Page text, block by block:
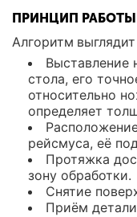
ПРИНЦИП РАБОТЫ
Алгоритм
Выставление
стола, его
относительно
определяет
рейсмуса, её
Протяжка
зону обработки.
Снятие
Приём